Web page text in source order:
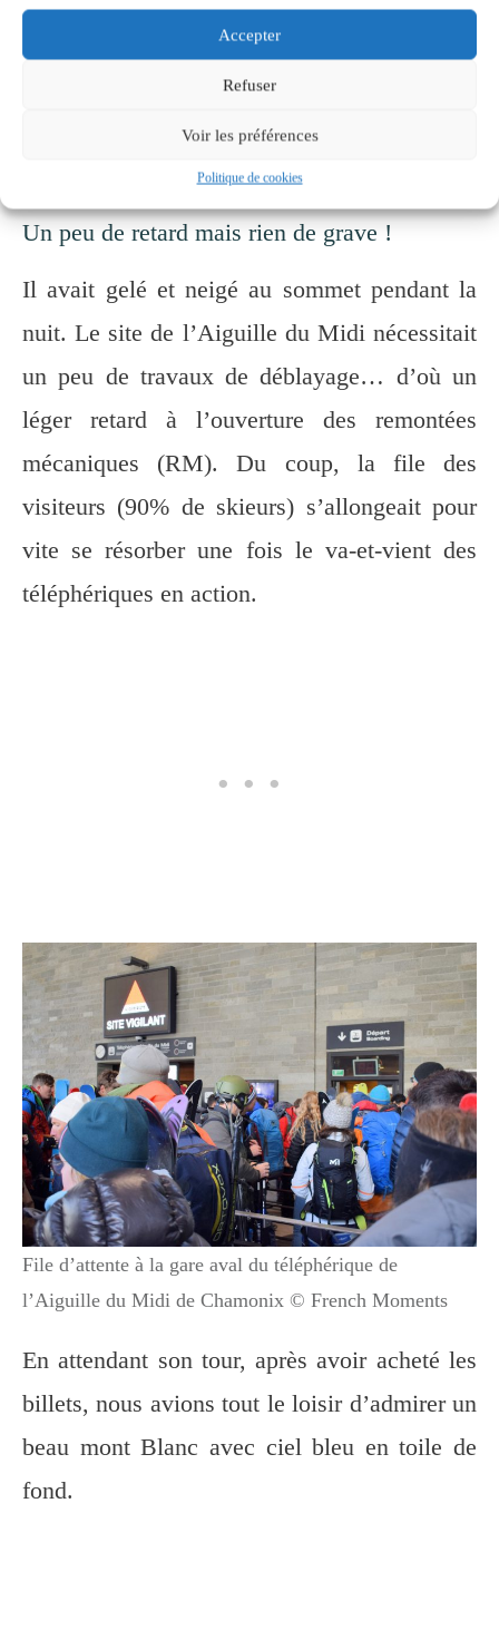
Accepter
Refuser
Voir les préférences
Politique de cookies
Première chose à faire : se rendre à la
Un peu de retard mais rien de grave !
Il avait gelé et neigé au sommet pendant la
nuit. Le site de l’Aiguille du Midi nécessitait
un peu de travaux de déblayage… d’où un
léger retard à l’ouverture des remontées
mécaniques (RM). Du coup, la file des
visiteurs (90% de skieurs) s’allongeait pour
vite se résorber une fois le va-et-vient des
téléphériques en action.
File d’attente à la gare aval du téléphérique de
l’Aiguille du Midi de Chamonix © French Moments
En attendant son tour, après avoir acheté les
billets, nous avions tout le loisir d’admirer un
beau mont Blanc avec ciel bleu en toile de
fond.